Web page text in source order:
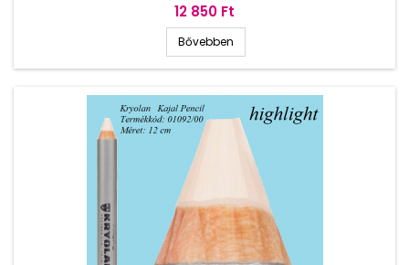
Ár
12 850 Ft
Bővebben